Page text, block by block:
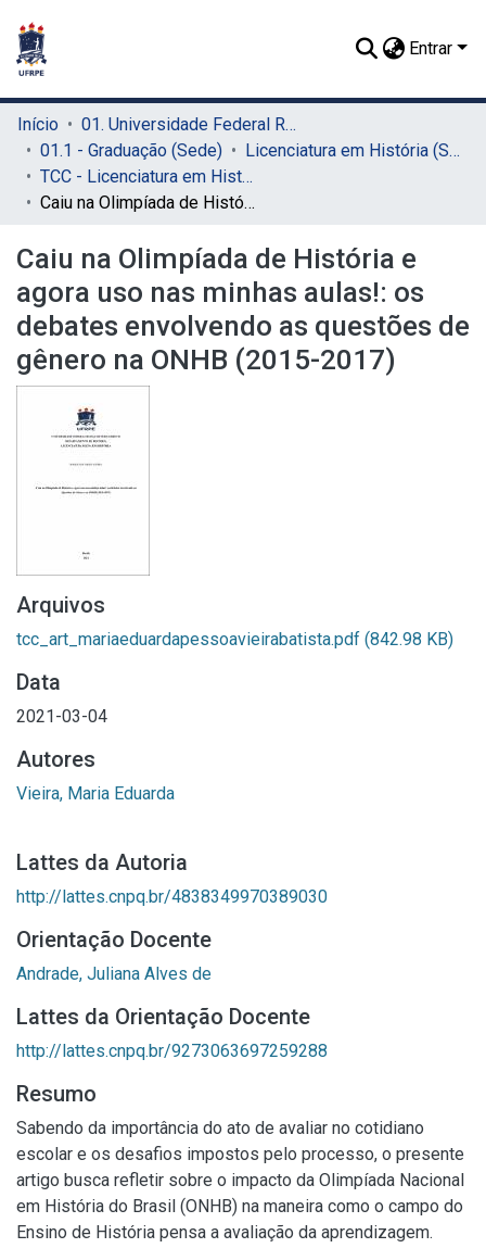
Entrar
Início
01. Universidade Federal Rural de Pernambuco - UFRPE (Sede)
01.1 - Graduação (Sede)
Licenciatura em História (Sede)
TCC - Licenciatura em História (Sede)
Caiu na Olimpíada de História e agora uso nas minhas aulas!: os debates envolvendo as questões de gênero na ONHB (2015-2017)
Caiu na Olimpíada de História e
agora uso nas minhas aulas!: os
debates envolvendo as questões de
gênero na ONHB (2015-2017)
Arquivos
tcc_art_mariaeduardapessoavieirabatista.pdf (842.98 KB)
Data
2021-03-04
Autores
Vieira, Maria Eduarda
Lattes da Autoria
http://lattes.cnpq.br/4838349970389030
Orientação Docente
Andrade, Juliana Alves de
Lattes da Orientação Docente
http://lattes.cnpq.br/9273063697259288
Resumo
Sabendo da importância do ato de avaliar no cotidiano
escolar e os desafios impostos pelo processo, o presente
artigo busca refletir sobre o impacto da Olimpíada Nacional
em História do Brasil (ONHB) na maneira como o campo do
Ensino de História pensa a avaliação da aprendizagem.